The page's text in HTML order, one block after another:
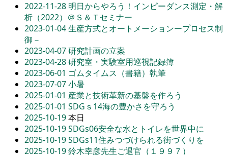
2022-11-28 明日からやろう！インピーダンス測定・解
析（2022）＠Ｓ＆Ｔセミナー
2023-01-04生産方式とオートメーションープロセス制
御－
2023-04-07研究計画の立案
2023-04-28研究室・実験室用巡視記録簿
2023-06-01 ゴムタイムス（書籍）執筆
2023-07-07小暑
2025-01-01 産業と技術革新の基盤を作ろう
2025-01-01 SDGｓ14海の豊かさを守ろう
2025-10-19本日
2025-10-19SDGs06安全な水とトイレを世界中に
2025-10-19SDGs11住みつづけられる街づくりを
2025-10-19鈴木幸彦先生ご退官（１９９７）